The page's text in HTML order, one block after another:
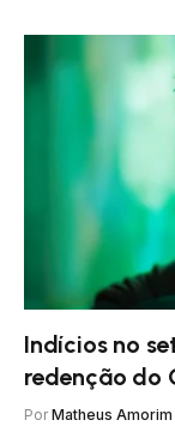
Indícios no
redenção do
Por Matheus Amorim